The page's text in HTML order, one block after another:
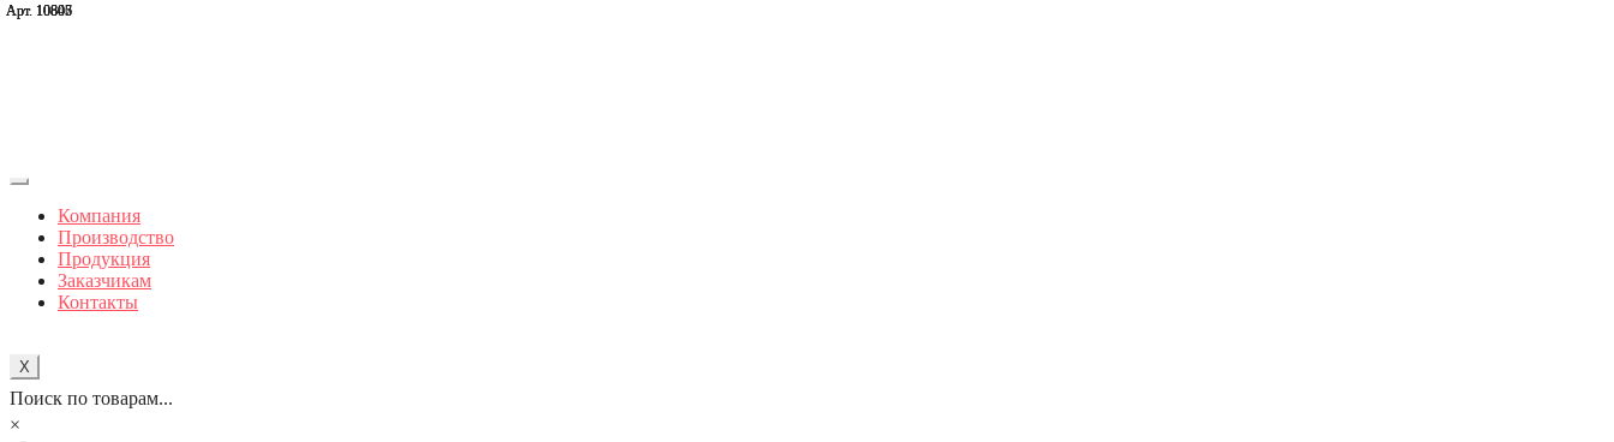
Компания
Производство
Продукция
Заказчикам
Контакты
X
Поиск по товарам...
×
Арт. 10643
Арт. 10805
Арт. 10806
Арт. 10807